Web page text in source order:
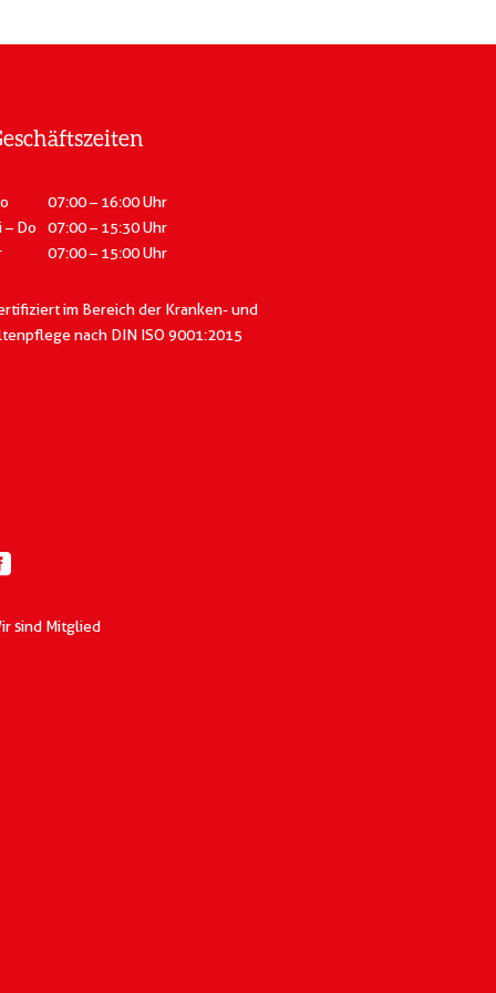
07:00 – 16:00 Uhr
– Do
07:00 – 15:30 Uhr
07:00 – 15:00 Uhr
im Bereich der Kranken- und
nach DIN ISO 9001:2015
sind Mitglied